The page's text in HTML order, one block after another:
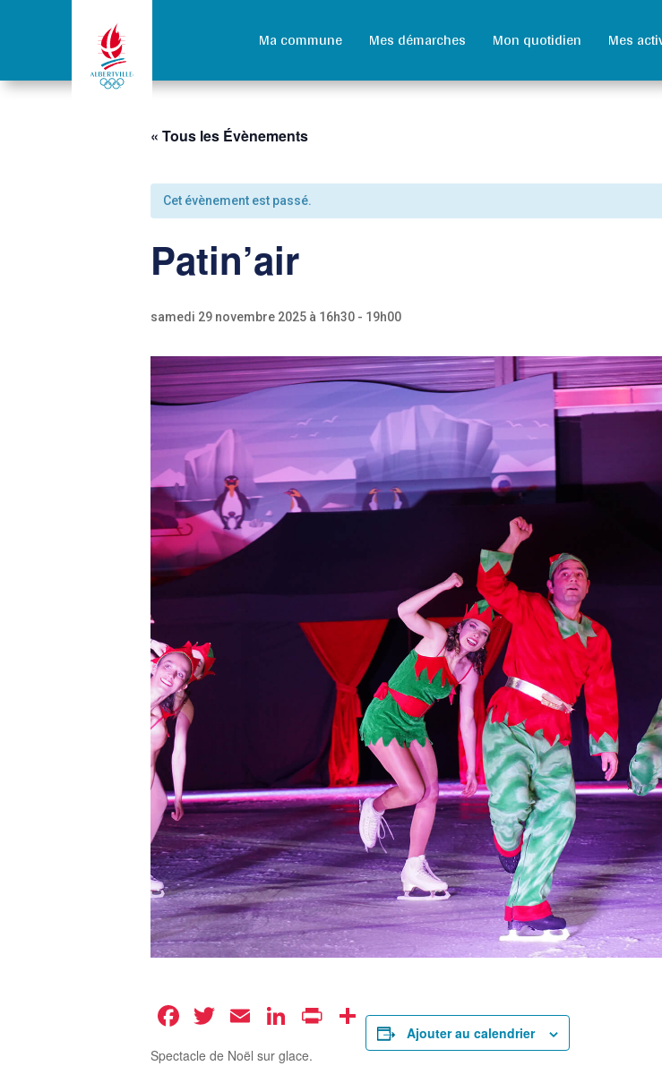
Ma commune Mes démarches Mon quotidien Mes
« Tous les Évènements
Cet évènement est passé.
Patin’air
samedi 29 novembre 2025 à 16h30 - 19h00
Facebook
Twitter
EmailLinkedIn
PrintPartager
Spectacle de Noël sur glace.
Ajouter au calendrier